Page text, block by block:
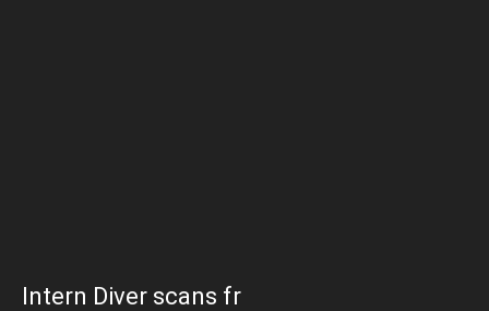
Intern Diver scans fr